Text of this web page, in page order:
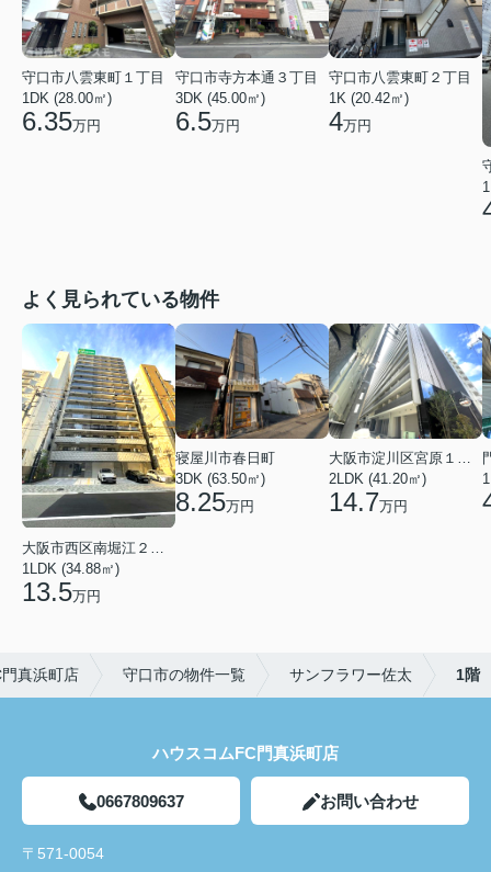
守口市八雲東町１丁目
1DK (28.00㎡)
6.35万円
守口市寺方本通３丁目
3DK (45.00㎡)
6.5万円
守口市八雲東町２丁目
1K (20.42㎡)
4万円
よく見られている物件
大阪市西区南堀江２丁目
1LDK (34.88㎡)
13.5万円
寝屋川市春日町
3DK (63.50㎡)
8.25万円
大阪市淀川区宮原１丁目
2LDK (41.20㎡)
14.7万円
真浜町店 守口市の物件一覧 サンフラワー佐太 1階
ハウスコムFC門真浜町店
0667809637 お問い合わせ
〒571-0054